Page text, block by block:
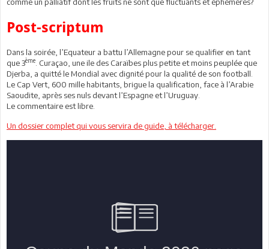
Post-scriptum
Dans la soirée, l’Equateur a battu l’Allemagne pour se qualifier en tant
que 3ème . Curaçao, une ile des Caraïbes plus petite et moins peuplée que
Djerba, a quitté le Mondial avec dignité pour la qualité de son football.
Le Cap Vert, 600 mille habitants, brigue la qualification, face à l’Arabie
Saoudite, après ses nuls devant l’Espagne et l’Uruguay.
Le commentaire est libre.
Un dossier complet qui vous servira de guide, à télécharger.